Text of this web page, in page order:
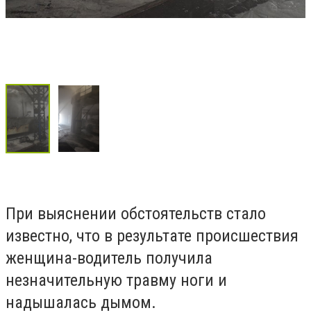
При выяснении обстоятельств стало
известно, что в результате происшествия
женщина-водитель получила
незначительную травму ноги и
надышалась дымом.